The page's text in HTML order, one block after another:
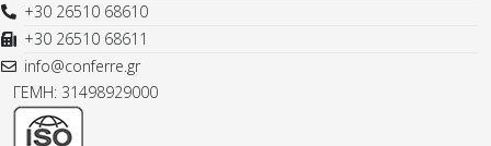
+30 26510 68610
+30 26510 68611
info@conferre.gr
ΓΕΜΗ: 31498929000